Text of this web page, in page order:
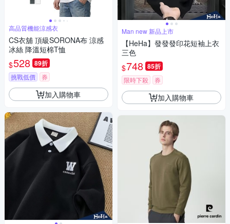
高品質機能涼感衣
CS衣舖 頂級SORONA布 涼感
冰絲 降溫短棉T恤
$528 89折
挑戰低價 券
加入購物車
Man new 新品上市
【HeHa】發發發印花短袖上衣
三色
$748 85折
限時下殺 券
加入購物車